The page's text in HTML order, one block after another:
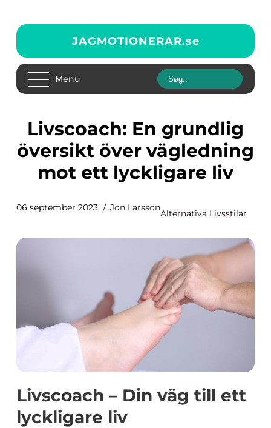
JAGMOTIONERAR.se
Menu
Livscoach: En grundlig
översikt över vägledning
mot ett lyckligare liv
06 september 2023 Jon Larsson
Alternativa Livsstilar
Livscoach – Din väg till ett
lyckligare liv